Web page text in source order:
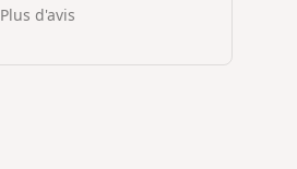
Plus d'avis